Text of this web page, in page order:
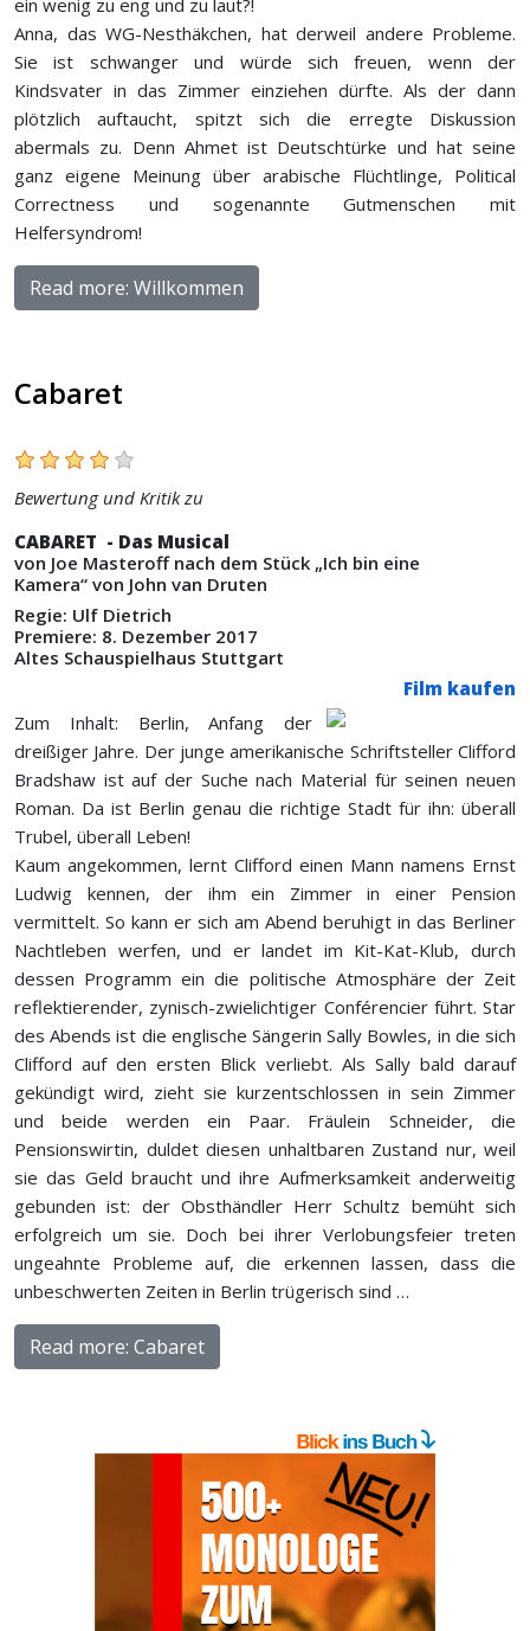
ein wenig zu eng und zu laut?!
Anna, das WG-Nesthäkchen, hat derweil andere Probleme.
Sie ist schwanger und würde sich freuen, wenn der
Kindsvater in das Zimmer einziehen dürfte. Als der dann
plötzlich auftaucht, spitzt sich die erregte Diskussion
abermals zu. Denn Ahmet ist Deutschtürke und hat seine
ganz eigene Meinung über arabische Flüchtlinge, Political
Correctness und sogenannte Gutmenschen mit
Helfersyndrom!
Read more: Willkommen
Cabaret
Bewertung und Kritik zu
CABARET - Das Musical
von Joe Masteroff nach dem Stück „Ich bin eine
Kamera“ von John van Druten
Regie: Ulf Dietrich
Premiere: 8. Dezember 2017
Altes Schauspielhaus Stuttgart
Film kaufen
Zum Inhalt: Berlin, Anfang der
dreißiger Jahre. Der junge amerikanische Schriftsteller Clifford
Bradshaw ist auf der Suche nach Material für seinen neuen
Roman. Da ist Berlin genau die richtige Stadt für ihn: überall
Trubel, überall Leben!
Kaum angekommen, lernt Clifford einen Mann namens Ernst
Ludwig kennen, der ihm ein Zimmer in einer Pension
vermittelt. So kann er sich am Abend beruhigt in das Berliner
Nachtleben werfen, und er landet im Kit-Kat-Klub, durch
dessen Programm ein die politische Atmosphäre der Zeit
reflektierender, zynisch-zwielichtiger Conférencier führt. Star
des Abends ist die englische Sängerin Sally Bowles, in die sich
Clifford auf den ersten Blick verliebt. Als Sally bald darauf
gekündigt wird, zieht sie kurzentschlossen in sein Zimmer
und beide werden ein Paar. Fräulein Schneider, die
Pensionswirtin, duldet diesen unhaltbaren Zustand nur, weil
sie das Geld braucht und ihre Aufmerksamkeit anderweitig
gebunden ist: der Obsthändler Herr Schultz bemüht sich
erfolgreich um sie. Doch bei ihrer Verlobungsfeier treten
ungeahnte Probleme auf, die erkennen lassen, dass die
unbeschwerten Zeiten in Berlin trügerisch sind …
Read more: Cabaret